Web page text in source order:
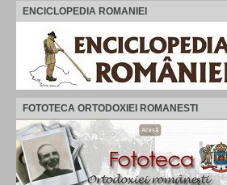
ENCICLOPEDIA ROMANIEI
FOTOTECA ORTODOXIEI ROMANESTI